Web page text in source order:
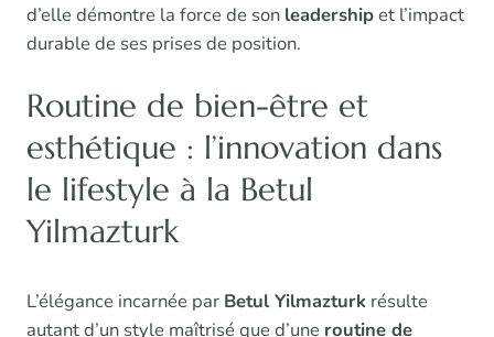
d’elle démontre la force de son leadershipet l’impact
durable de ses prises de position.
Routine de bien-être et
esthétique : l’innovation dans
le lifestyle à la Betul
Yilmazturk
L’élégance incarnée par Betul Yilmazturk résulte
autant d’un style maîtrisé que d’une routine de